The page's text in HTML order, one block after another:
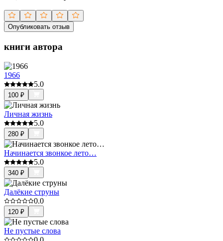
Опубликовать отзыв
книги автора
1966
5.0
100 ₽
Личная жизнь
5.0
280 ₽
Начинается звонкое лето…
5.0
340 ₽
Далёкие струны
0.0
120 ₽
Не пустые слова